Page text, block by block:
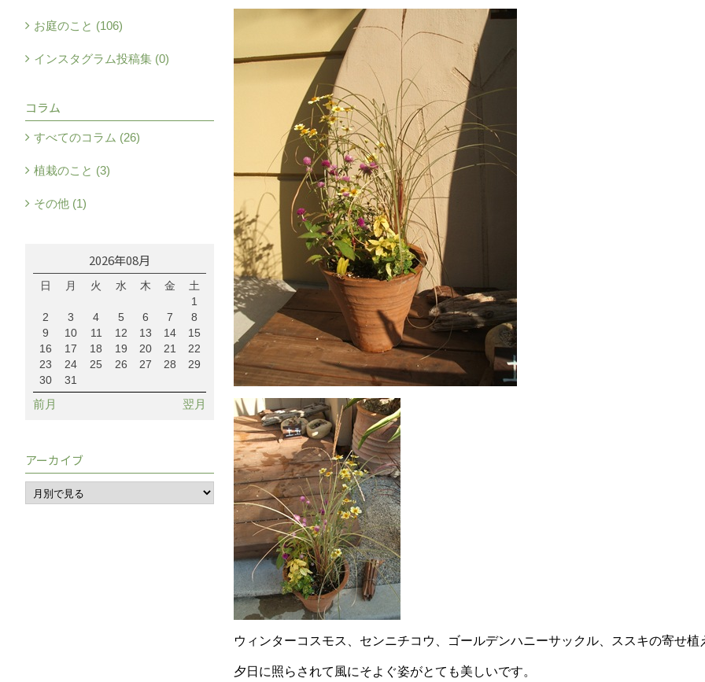
ウィンターコスモス、センニチコウ、ゴールデンハニーサックル、ススキの寄せ植
夕日に照らされて風にそよぐ姿がとても美しいです。
お庭のこと (106)
インスタグラム投稿集 (0)
コラム
すべてのコラム (26)
植栽のこと (3)
その他 (1)
2026年08月
日 月 火 水 木 金
土
1
2
3 4 5 6 7
8
9
10 11 12 13 14
15
16
17 18 19 20 21
22
23
24 25 26 27 28
29
30
31
前月 翌月
アーカイブ